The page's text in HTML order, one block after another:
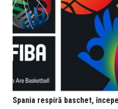
Spania respiră baschet,